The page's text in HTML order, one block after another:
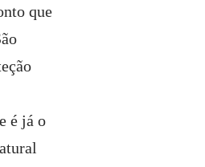
que
é já o